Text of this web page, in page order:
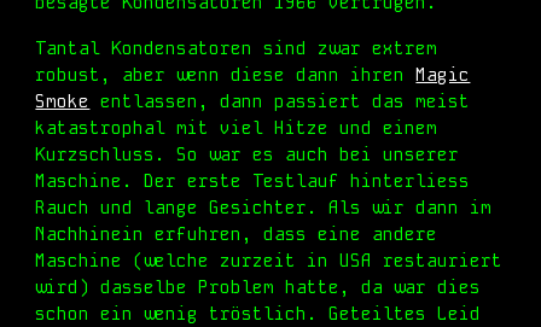
Tantal Kondensatoren sind zwar extrem
robust, aber wenn diese dann ihren
Magic
Smoke entlassen, dann passiert das meist
katastrophal mit viel Hitze und einem
Kurzschluss. So war es auch bei unserer
Maschine. Der erste Testlauf hinterliess
Rauch und lange Gesichter. Als wir dann im
Nachhinein erfuhren, dass eine andere
Maschine (welche zurzeit in USA restauriert
wird) dasselbe Problem hatte, da war dies
schon ein wenig tröstlich. Geteiltes Leid